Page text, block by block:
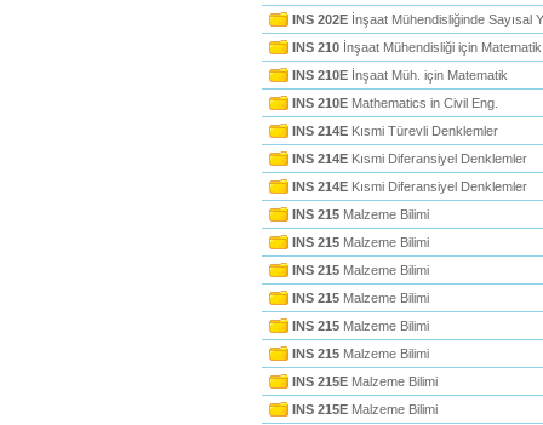
INS 202E İnşaat Mühendisliğinde Sayısal
INS 210 İnşaat Mühendisliği için Matematik
INS 210E İnşaat Müh. için Matematik
INS 210E Mathematics in Civil Eng.
INS 214E Kısmi Türevli Denklemler
INS 214E Kısmi Diferansiyel Denklemler
INS 214E Kısmi Diferansiyel Denklemler
INS 215 Malzeme Bilimi
INS 215 Malzeme Bilimi
INS 215 Malzeme Bilimi
INS 215 Malzeme Bilimi
INS 215 Malzeme Bilimi
INS 215 Malzeme Bilimi
INS 215E Malzeme Bilimi
INS 215E Malzeme Bilimi